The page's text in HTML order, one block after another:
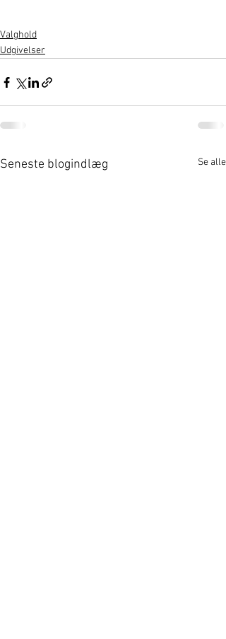
Valghold
Udgivelser
Seneste blogindlæg Se alle